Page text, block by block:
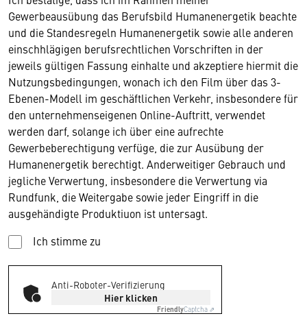
Gewerbeausübung das Berufsbild Humanenergetik beachte
und die Standesregeln Humanenergetik sowie alle anderen
einschhlägigen berufsrechtlichen Vorschriften in der
jeweils gültigen Fassung einhalte und akzeptiere hiermit die
Nutzungsbedingungen, wonach ich den Film über das 3-
Ebenen-Modell im geschäftlichen Verkehr, insbesondere für
den unternehmenseigenen Online-Auftritt, verwendet
werden darf, solange ich über eine aufrechte
Gewerbeberechtigung verfüge, die zur Ausübung der
Humanenergetik berechtigt. Anderweitiger Gebrauch und
jegliche Verwertung, insbesondere die Verwertung via
Rundfunk, die Weitergabe sowie jeder Eingriff in die
ausgehändigte Produktiuon ist untersagt.
Ich stimme zu
Anti-Roboter-Verifizierung
Hier klicken
FriendlyCaptcha ⇗